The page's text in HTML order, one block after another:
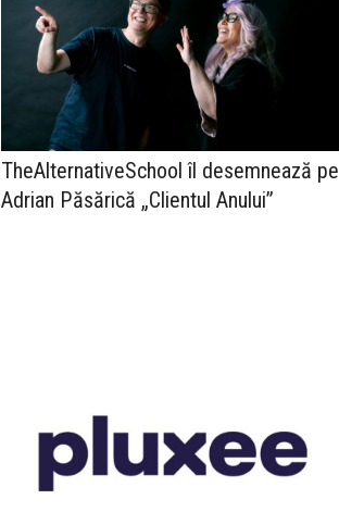
TheAlternativeSchool îl desemnează pe
Adrian Păsărică „Clientul Anului”